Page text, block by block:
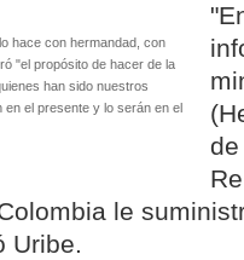
hace con hermandad, con
"el propósito de hacer de la
han sido nuestros
en el presente y lo serán en el
le
Uribe.